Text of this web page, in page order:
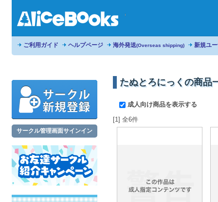
ご利用ガイド ヘルプページ 海外発送(Overseas shipping) 新規ユ
サークル管理画面サインイン
たぬとろにっくの商品
成人向け商品を表示する
[1] 全6件